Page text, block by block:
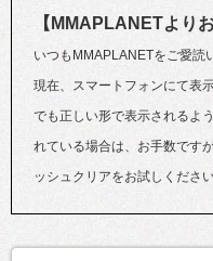
【MMAPLANETよりお
いつもMMAPLANETをご愛読
現在、スマートフォンにて表
でも正しい形で表示されるよ
れている場合は、お手数です
ッシュクリアをお試しください